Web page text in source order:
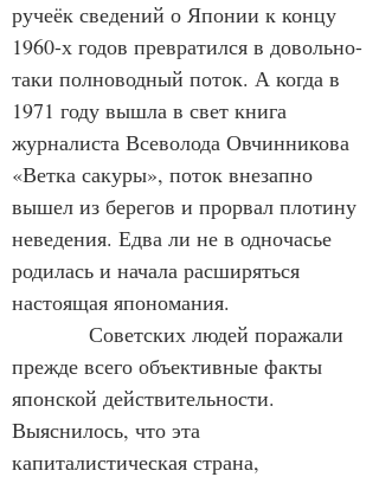
ручеёк сведений о Японии к концу
1960-х годов превратился в довольно-
таки полноводный поток. А когда в
1971 году вышла в свет книга
журналиста Всеволода Овчинникова
«Ветка сакуры», поток внезапно
вышел из берегов и прорвал плотину
неведения. Едва ли не в одночасье
родилась и начала расширяться
настоящая япономания.
Советских людей поражали
прежде всего объективные факты
японской действительности.
Выяснилось, что эта
капиталистическая страна,